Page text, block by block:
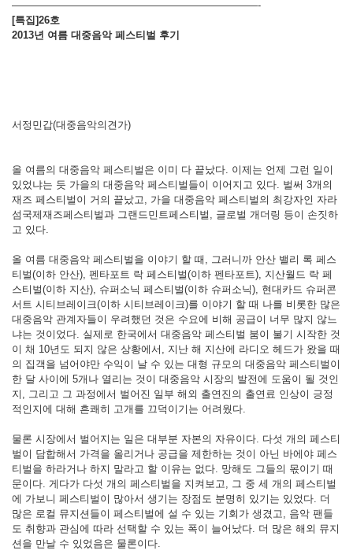
————————————————————————-
[특집]26호
2013년 여름 대중음악 페스티벌 후기
서정민갑(대중음악의견가)
올 여름의 대중음악 페스티벌은 이미 다 끝났다. 이제는 언제 그런 일이
있었냐는 듯 가을의 대중음악 페스티벌들이 이어지고 있다. 벌써 3개의
재즈 페스티벌이 거의 끝났고, 가을 대중음악 페스티벌의 최강자인 자라
섬국제재즈페스티벌과 그랜드민트페스티벌, 글로벌 개더링 등이 손짓하
고 있다.
올 여름 대중음악 페스티벌을 이야기 할 때, 그러니까 안산 밸리 록 페스
티벌(이하 안산), 펜타포트 락 페스티벌(이하 펜타포트), 지산월드 락 페
스티벌(이하 지산), 슈퍼소닉 페스티벌(이하 슈퍼소닉), 현대카드 슈퍼콘
서트 시티브레이크(이하 시티브레이크)를 이야기 할 때 나를 비롯한 많은
대중음악 관계자들이 우려했던 것은 수요에 비해 공급이 너무 많지 않느
냐는 것이었다. 실제로 한국에서 대중음악 페스티벌 붐이 불기 시작한 것
이 채 10년도 되지 않은 상황에서, 지난 해 지산에 라디오 헤드가 왔을 때
의 집객을 넘어야만 수익이 날 수 있는 대형 규모의 대중음악 페스티벌이
한 달 사이에 5개나 열리는 것이 대중음악 시장의 발전에 도움이 될 것인
지, 그리고 그 과정에서 벌어진 일부 해외 출연진의 출연료 인상이 긍정
적인지에 대해 흔쾌히 고개를 끄덕이기는 어려웠다.
물론 시장에서 벌어지는 일은 대부분 자본의 자유이다. 다섯 개의 페스티
벌이 담합해서 가격을 올리거나 공급을 제한하는 것이 아닌 바에야 페스
티벌을 하라거나 하지 말라고 할 이유는 없다. 망해도 그들의 몫이기 때
문이다. 게다가 다섯 개의 페스티벌을 지켜보고, 그 중 세 개의 페스티벌
에 가보니 페스티벌이 많아서 생기는 장점도 분명히 있기는 있었다. 더
많은 로컬 뮤지션들이 페스티벌에 설 수 있는 기회가 생겼고, 음악 팬들
도 취향과 관심에 따라 선택할 수 있는 폭이 늘어났다. 더 많은 해외 뮤지
션을 만날 수 있었음은 물론이다.